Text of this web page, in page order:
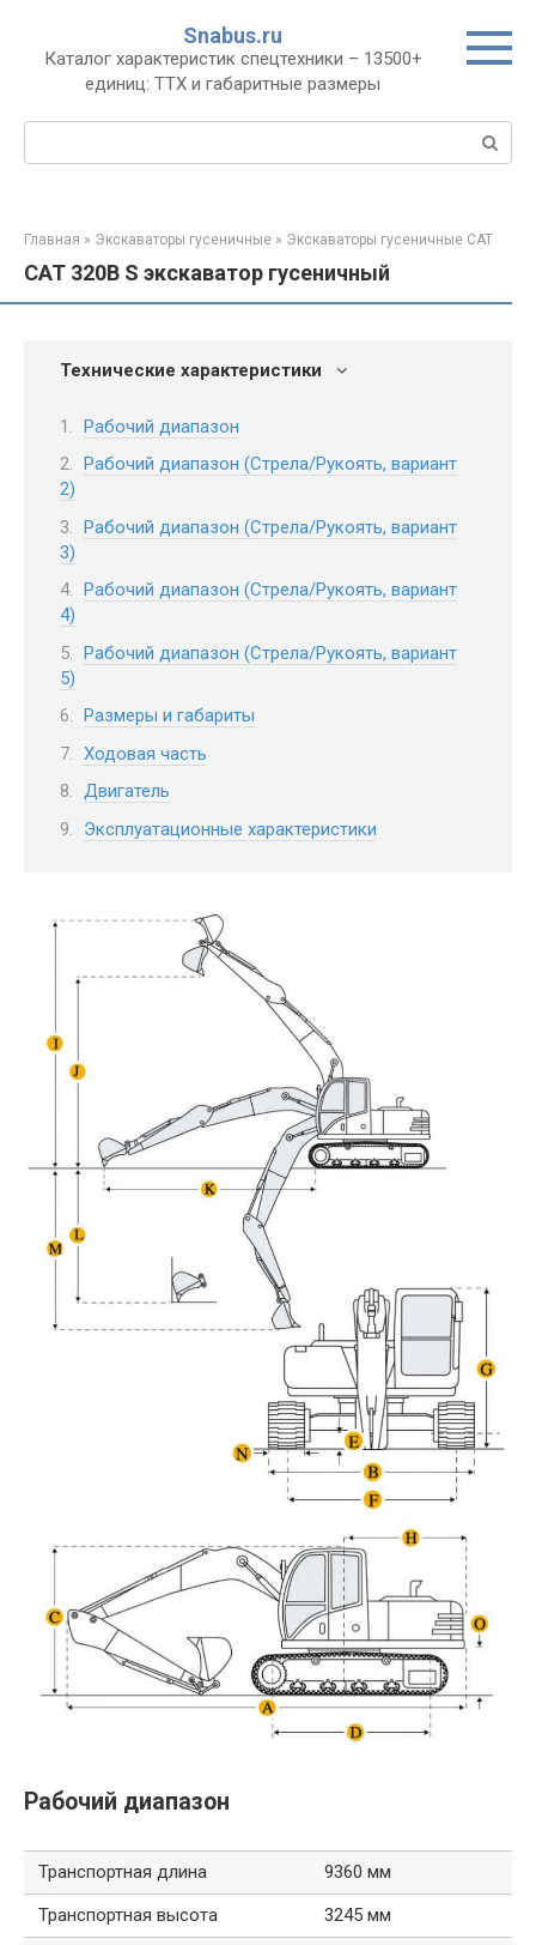
контенту
Snabus.ru
Каталог характеристик спецтехники – 13500+
единиц: ТТХ и габаритные размеры
Главная » Экскаваторы гусеничные » Экскаваторы гусеничные CAT
CAT 320B S экскаватор гусеничный
Технические характеристики
Рабочий диапазон
Рабочий диапазон (Стрела/Рукоять, вариант
2)
Рабочий диапазон (Стрела/Рукоять, вариант
3)
Рабочий диапазон (Стрела/Рукоять, вариант
4)
Рабочий диапазон (Стрела/Рукоять, вариант
5)
Размеры и габариты
Ходовая часть
Двигатель
Эксплуатационные характеристики
Рабочий диапазон
Транспортная длина
9360 мм
Транспортная высота
3245 мм